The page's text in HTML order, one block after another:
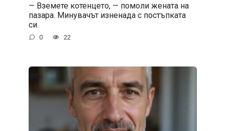
— Вземете котенцето, — помоли жената на
пазара. Минувачът изненада с постъпката
си.
0 22